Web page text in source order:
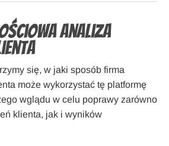
analiza
się, w jaki sposób firma
może wykorzystać tę platformę
wglądu w celu poprawy zarówno
klienta, jak i wyników